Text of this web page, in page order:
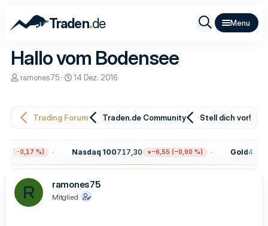
Traden.de
Hallo vom Bodensee
E
e
r
ramones75
E
e
a
m
14 Dez. 2016
Trading Forum Traden.de Community Stell dich vor!
(−0,17 %) Nasdaq 100717,30 −6,55 (−0,90 %) Gold
R ramones75
Mitglied